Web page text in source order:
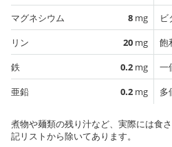
マグネシウム
8 mg
リン
20 mg
鉄
0.2 mg
亜鉛
0.2 mg
ビ
飽
一
多
煮物や麺類の残り汁など、実際には食
記リストから除いてあります。